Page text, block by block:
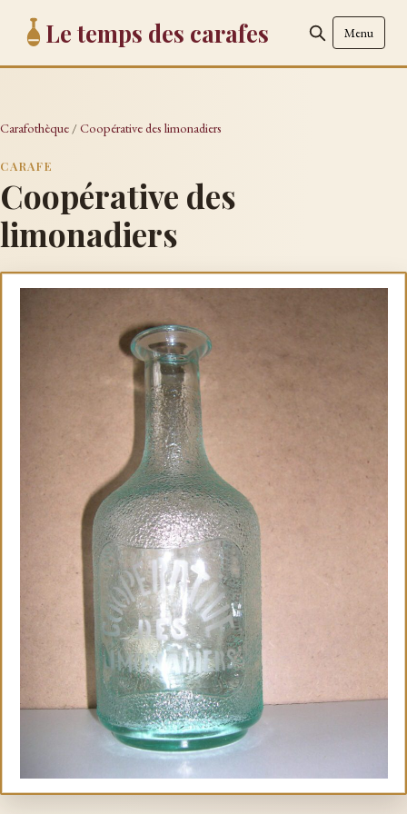
Le temps des carafes Menu
Carafothèque /Coopérative des limonadiers
CARAFE
Coopérative des
limonadiers